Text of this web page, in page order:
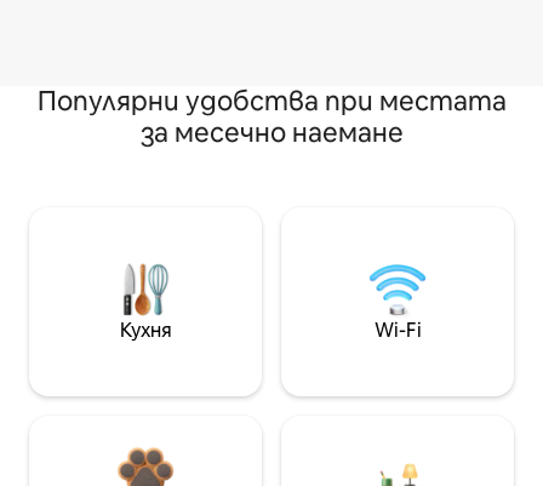
Популярни удобства при местата
за месечно наемане
Кухня Wi-Fi